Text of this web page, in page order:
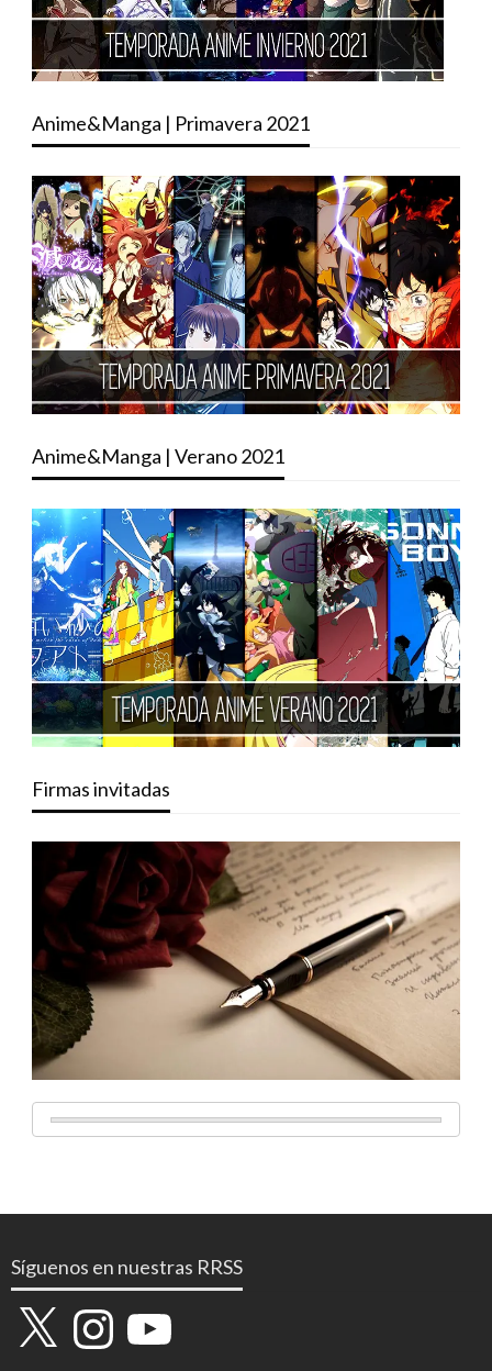
Anime&Manga | Primavera 2021
Anime&Manga | Verano 2021
Firmas invitadas
Síguenos en nuestras RRSS
X InstagramYouTube